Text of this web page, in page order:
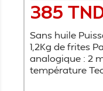
Prix
385
Sans huile
1,2Kg de frites
analogique : 2
température